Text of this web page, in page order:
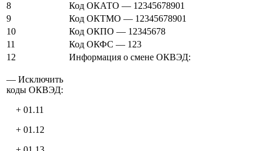
8
Код ОКАТО — 12345678901
9
Код ОКТМО — 12345678901
10
Код ОКПО — 12345678
11
Код ОКФС — 123
12
Информация о смене ОКВЭД:
— Исключить
коды ОКВЭД:
+ 01.11
+ 01.12